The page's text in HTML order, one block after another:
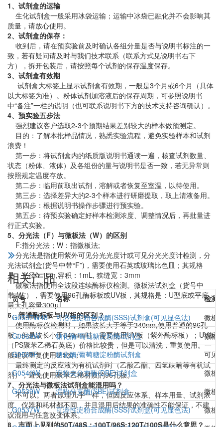
1、试剂盒的运输
生化试剂盒一般采用冰袋运输；运输中冰袋已融化并不会影响其
质量，请放心使用。
2、试剂盒的保存：
收到后，请在预实验前及时确认各组分量是否与说明书标注的一
致，若有疑问请及时与我们技术联系（联系方式见说明书右下
方），拆开包装后，请按照每个试剂的保存温度保存。
3、试剂盒有效期
试剂盒大标签上显示试剂盒有效期，一般是3个月或6个月（具体
以大标签为准）。粉体试剂加溶液后的保存周期，可参照说明书
中“备注”一栏的说明（也可联系说明书下方的技术支持咨询确认）。
4、预实验五步法
强烈建议客户选取2-3个预期结果差别较大的样本做预测定。
目的：了解本批样品情况，熟悉实验流程，避免实验样本和试剂
浪费！
第一步：将试剂盒内的纸质版说明书通读一遍，核查试剂数量、
状态（粉体、液体）及各组份的量与说明书是否一致，若无异常则
按照规定温度存放。
第二步：临用前取出试剂，溶解或者恢复至室温，以待使用。
第三步：选择差异大的2-3个样本进行研磨提取，取上清液备用。
第四步：根据说明书操作步骤进行预实验。
第五步：待预实验确定好样本检测浓度、调整情况后，再批量进
行正式实验。
5、分光法（F）与微板法（W）的区别
F:指分光法；W：指微板法;
分光法是指使用紫外可见分光光度计或可见分光光度计检测，分
光法试剂盒(货号中带“F”)，需要使用石英或玻璃比色皿；其规格
是：光径：1cm,容积：1mL, 狭缝宽：3mm
微板法指使用全波段连续酶标仪检测。微板法试剂盒（货号中
带“W”），需要使用96孔酶标板或UV板，其规格是：U型底或平底、
最大孔容量300μL
6、普通酶标板与UV板的区别？
使用酶标仪检测时，如果波长大于等于340nm,使用普通的96孔
板；但是波长小于340nm时，需要使用UV板（紫外酶标板）；UV板
（PS聚苯乙稀石英底）价格比较贵，但是可以清洗，重复使用。一
般建议重复使用3-5次；
最终测定的反应液为有机试剂时（乙酸乙酯、四氢呋喃等有机试
剂），避免使用聚苯乙稀材质的96孔板。
7、分光法与微板法试剂盒能混用吗？
不可以。两者原理几乎一样，但因反应体系、样本用量、试剂浓
度、仪器和耗材都不同，并且混用后结果的准确性不能保证，不建
议混用与任意改变体系。
8、市面上见到的50T/48S；100T/96S;120T/100S是什么意思？
相关产品
货号 名称
检测
G0537W48
可溶性淀粉合成酶(SSS)试剂盒(可见显色法)
微板
G0569W
糖化酶/葡萄糖淀粉酶试剂盒
微板
G0569F
糖化酶/葡萄糖淀粉酶试剂盒
可见
G0540W
淀粉去分支酶(DBE)试剂盒
微板
G0539W
淀粉分支酶(SBE)试剂盒
微板
G0537W
可溶性淀粉合成酶(SSS)试剂盒(可见显色法)
微板